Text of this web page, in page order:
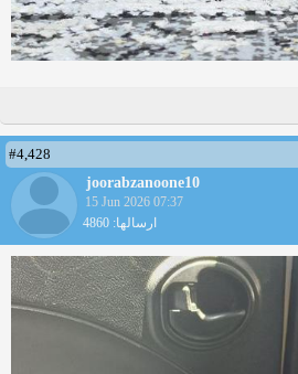
#4,428
joorabzanoone10
15 Jun 2026 07:37
ارسالها: 4860